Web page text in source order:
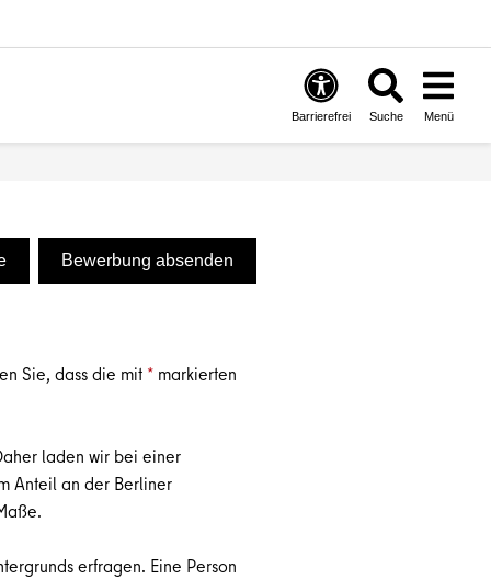
Barrierefrei Suche Menü
Bewerbung absenden
Sie, dass die mit *markierten
laden wir bei einer
Anteil an der Berliner
erfragen. Eine Person